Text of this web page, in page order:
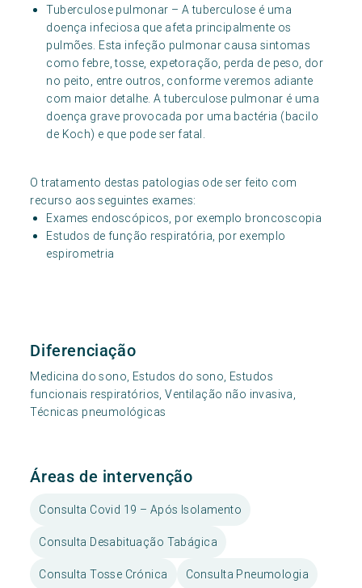
Tuberculose pulmonar – A tuberculose é uma
doença infeciosa que afeta principalmente os
pulmões. Esta infeção pulmonar causa sintomas
como febre, tosse, expetoração, perda de peso, dor
no peito, entre outros, conforme veremos adiante
com maior detalhe. A tuberculose pulmonar é uma
doença grave provocada por uma bactéria (bacilo
de Koch) e que pode ser fatal.
O tratamento destas patologias ode ser feito com
recurso aos seguintes exames:
Exames endoscópicos, por exemplo broncoscopia
Estudos de função respiratória, por exemplo
espirometria
Diferenciação
Medicina do sono, Estudos do sono, Estudos
funcionais respiratórios, Ventilação não invasiva,
Técnicas pneumológicas
Áreas de intervenção
Consulta Covid 19 – Após Isolamento
Consulta Desabituação Tabágica
Consulta Tosse Crónica Consulta Pneumologia